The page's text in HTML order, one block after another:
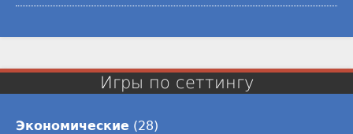
Игры по сеттингу
Экономические (28)